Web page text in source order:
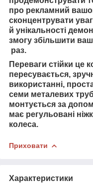
про рекламний
сконцентрувати
й унікальності
змогу збільшити
раз.
Переваги стійки це
пересувається,
використанні,
семи металевих
монтується за
має регульовані
колеса.
Приховати
Характеристики